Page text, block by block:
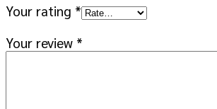
Your rating *
Your review *